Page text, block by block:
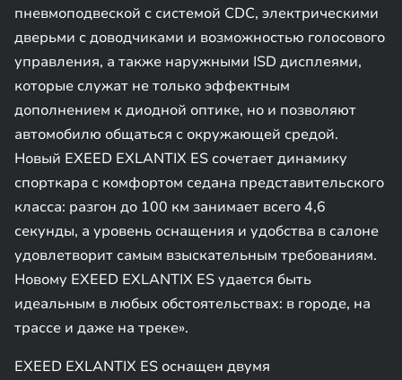
пневмоподвеской с системой CDC, электрическими
дверьми с доводчиками и возможностью голосового
управления, а также наружными ISD дисплеями,
которые служат не только эффектным
дополнением к диодной оптике, но и позволяют
автомобилю общаться с окружающей средой.
Новый EXEED EXLANTIX ES сочетает динамику
спорткара с комфортом седана представительского
класса: разгон до 100 км занимает всего 4,6
секунды, а уровень оснащения и удобства в салоне
удовлетворит самым взыскательным требованиям.
Новому EXEED EXLANTIX ES удается быть
идеальным в любых обстоятельствах: в городе, на
трассе и даже на треке».
EXEED EXLANTIX ES оснащен двумя